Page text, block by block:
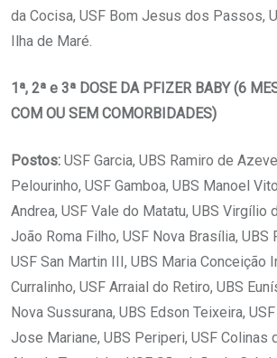
da Cocisa, USF Bom Jesus dos Passos,
Ilha de Maré.
1ª, 2ª e 3ª DOSE DA PFIZER BABY (6
COM OU SEM COMORBIDADES)
Postos: USF Garcia, UBS Ramiro de
Pelourinho, USF Gamboa, UBS Manoel
Andrea, USF Vale do Matatu, UBS Virgílio
João Roma Filho, USF Nova Brasília, UBS
USF San Martin III, UBS Maria Conceição
Curralinho, USF Arraial do Retiro, UBS
Nova Sussurana, UBS Edson Teixeira,
Jose Mariane, UBS Periperi, USF Colinas